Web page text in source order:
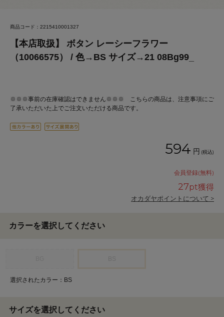
商品コード：2215410001327
【本店取扱】 ボタン レーシーフラワー
（10066575） / 色→BS サイズ→21 08Bg99_
※※※事前の在庫確認はできません※※※ こちらの商品は、注意事項にご
了承いただいた上でご注文いただける商品です。
594 円 (税込)
会員登録(無料)
27pt獲得
オカダヤポイントについて >
カラーを選択してください
選択されたカラー：BS
サイズを選択してください